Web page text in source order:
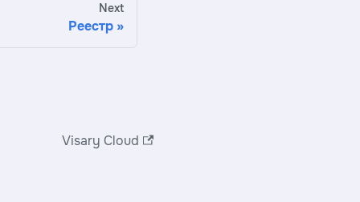
Next
Реестр
Visary Cloud